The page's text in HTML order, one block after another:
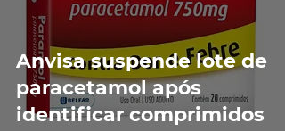
Anvisa suspende lote de
paracetamol após
identificar comprimidos